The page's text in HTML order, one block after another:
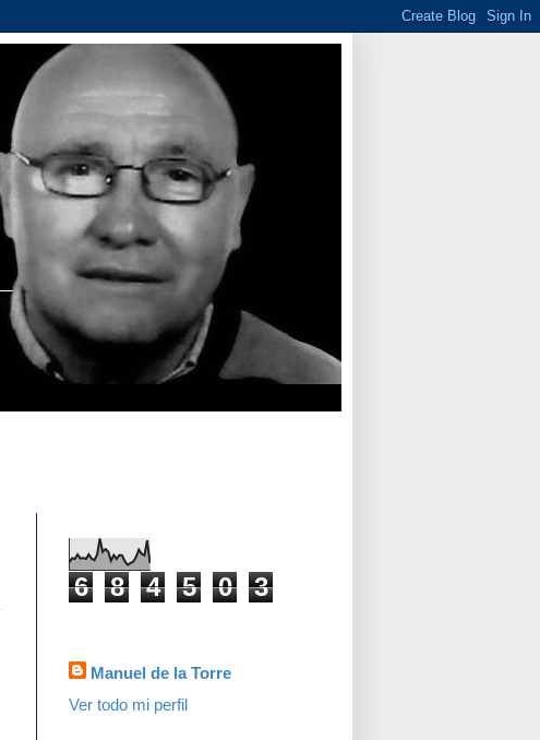
6 8 4 5 0 3
Manuel de la Torre
Ver todo mi perfil